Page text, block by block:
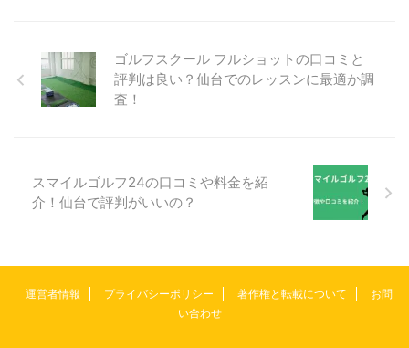
ゴルフスクール フルショットの口コミと
評判は良い？仙台でのレッスンに最適か調
査！
スマイルゴルフ24の口コミや料金を紹
介！仙台で評判がいいの？
運営者情報 プライバシーポリシー 著作権と転載について
お問
い合わせ